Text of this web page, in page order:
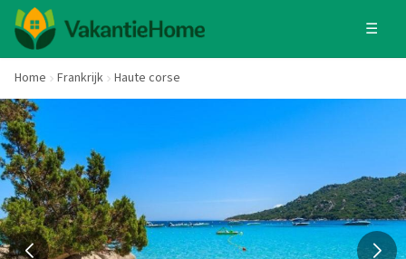
☰
Home Frankrijk Haute corse